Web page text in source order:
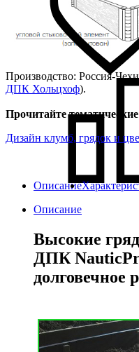
Производство: Россия-
ДПК Хольцхоф).
Прочитайте
Дизайн клумб, грядок и
Описание
Описание
Высокие
ДПК
долговечное